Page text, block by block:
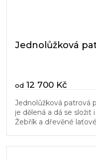
Jednolůžková
od 12 700 Kč
Jednolůžková patrová
je dělená a dá se složit
Žebřík a dřevěné